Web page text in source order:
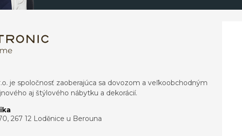
je spoločnosť zaoberajúca sa dovozom a veľkoobchodným
aj štýlového nábytku a dekorácií.
267 12 Loděnice u Berouna